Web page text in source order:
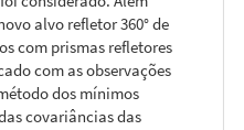
alvo refletor 360° de
com prismas refletores
com as observações
dos mínimos
covariâncias das